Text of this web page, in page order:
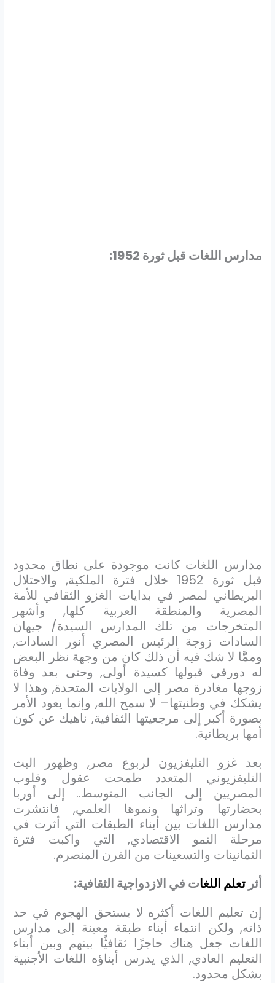
مدارس اللغات قبل ثورة 1952:
مدارس اللغات كانت موجودة على نطاق محدود
قبل ثورة 1952 خلال فترة الملكية, والاحتلال
البريطاني لمصر في بدايات الغزو الثقافي للأمة
المصرية والمنطقة العربية كلها, وأشهر
المتخرجات من تلك المدارس السيدة/ جيهان
السادات زوجة الرئيس المصري أنور السادات,
وممَّا لا شك فيه أن ذلك كان من وجهة نظر البعض
له دورفي قبولها كسيدة أولى, وحتى بعد وفاة
زوجها مغادرة مصر إلى الولايات المتحدة, وهذا لا
يشكك في وطنيتها– لا سمح الله, وإنما يعود الأمر
بصورة أكبر إلى مرجعيتها الثقافية, ناهيك عن كون
أمها بريطانية.
بعد غزو التليفزيون لربوع مصر, وظهور البث
التليفزيوني المتعدد طمحت عقول وقلوب
المصريين إلى الجانب المتوسط.. إلى أوربا
بحضارتها وتراثها ونموها العلمي, فانتشرت
مدارس اللغات بين أبناء الطبقات التي أثرت في
مرحلة النمو الاقتصادي, التي واكبت فترة
الثمانينات والتسعينات من القرن المنصرم.
أثر تعلم اللغات في الازدواجية الثقافية:
إن تعليم اللغات أكثره لا يستحق الهجوم في حد
ذاته, ولكن انتماء أبناء طبقة معينة إلى مدارس
اللغات جعل هناك حاجزًا ثقافيًّا بينهم وبين أبناء
التعليم العادي, الذي يدرس أبناؤه اللغات الأجنبية
بشكل محدود.